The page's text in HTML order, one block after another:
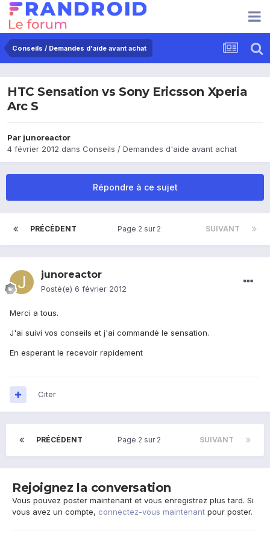
Conseils / Demandes d'aide avant achat
HTC Sensation vs Sony Ericsson Xperia
Arc S
Par junoreactor
4 février 2012 dans Conseils / Demandes d'aide avant achat
Répondre à ce sujet
PRÉCÉDENT SUIVANT
Page 2 sur 2
junoreactor
Posté(e) 6 février 2012
Merci a tous.
J'ai suivi vos conseils et j'ai commandé le sensation.
En esperant le recevoir rapidement
Citer
PRÉCÉDENT SUIVANT
Page 2 sur 2
Rejoignez la conversation
Vous pouvez poster maintenant et vous enregistrez plus tard. Si
vous avez un compte, connectez-vous maintenant pour poster.